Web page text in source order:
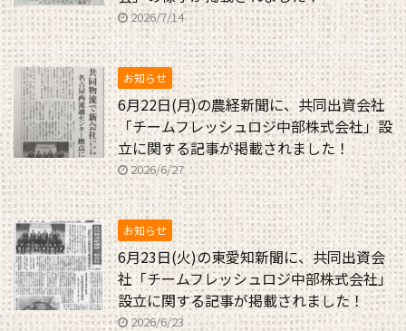
2026/7/14
お知らせ
6月22日(月)の農経新聞に、共同出資会社
「チームフレッシュロジ中部株式会社」設
立に関する記事が掲載されました！
2026/6/27
お知らせ
6月23日(火)の東愛知新聞に、共同出資会
社「チームフレッシュロジ中部株式会社」
設立に関する記事が掲載されました！
2026/6/23